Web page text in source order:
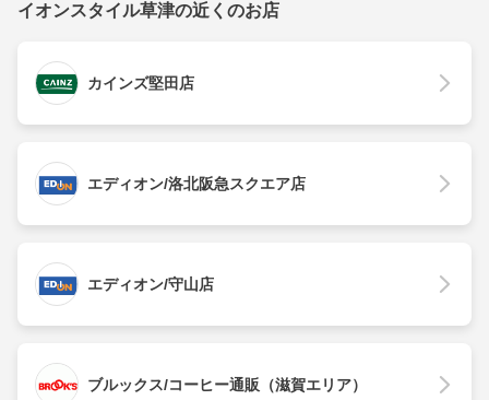
イオンスタイル草津の近くのお店
カインズ堅田店
エディオン/洛北阪急スクエア店
エディオン/守山店
ブルックス/コーヒー通販（滋賀エリア）